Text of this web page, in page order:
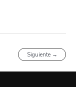
Siguiente →